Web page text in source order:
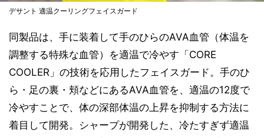
デサント 適温クーリングフェイスガード
同製品は、手に装着して手のひらのAVA血管（体温を
調整する特殊な血管）を適温で冷やす「CORE
COOLER」の技術を応用したフェイスガード。手のひ
ら・足の裏・頬などにあるAVA血管を、適温の12度で
冷やすことで、体の深部体温の上昇を抑制する方法に
着目して開発。シャープが開発した、冷たすぎず適温